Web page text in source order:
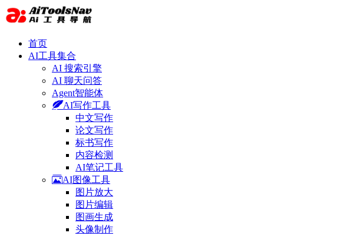
首页
AI工具集合
AI 搜索引擎
AI 聊天问答
Agent智能体
AI写作工具
中文写作
论文写作
标书写作
内容检测
AI笔记工具
AI图像工具
图片放大
图片编辑
图画生成
头像制作